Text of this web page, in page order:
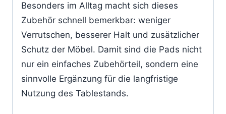
Besonders im Alltag macht sich dieses
Zubehör schnell bemerkbar: weniger
Verrutschen, besserer Halt und zusätzlicher
Schutz der Möbel. Damit sind die Pads nicht
nur ein einfaches Zubehörteil, sondern eine
sinnvolle Ergänzung für die langfristige
Nutzung des Tablestands.